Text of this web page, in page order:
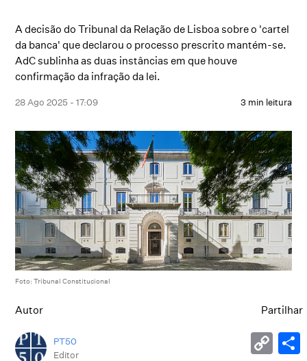
A decisão do Tribunal da Relação de Lisboa sobre o 'cartel
da banca' que declarou o processo prescrito mantém-se.
AdC sublinha as duas instâncias em que houve
confirmação da infração da lei.
28 Ago 2025 - 17:09 3 min leitura
Foto: Tribunal Constitucional
Autor
PT50
Editor
Partilhar